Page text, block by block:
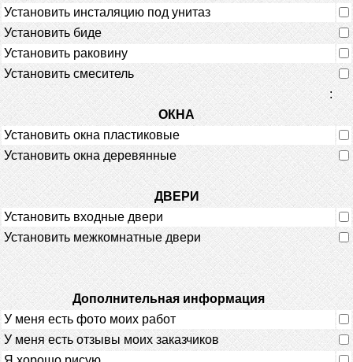
Установить инсталяцию под унитаз
Установить биде
Установить раковину
Установить смеситель
:
ОКНА
Установить окна пластиковые
Установить окна деревянные
ДВЕРИ
Установить входные двери
Установить межкомнатные двери
Дополнительная информация
У меня есть фото моих работ
У меня есть отзывы моих заказчиков